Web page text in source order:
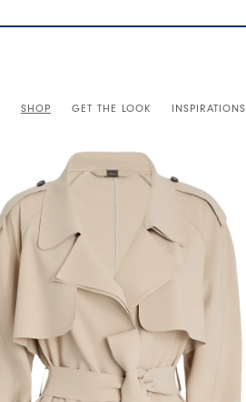
SHOP GET THE LOOK INSPIRATIONS